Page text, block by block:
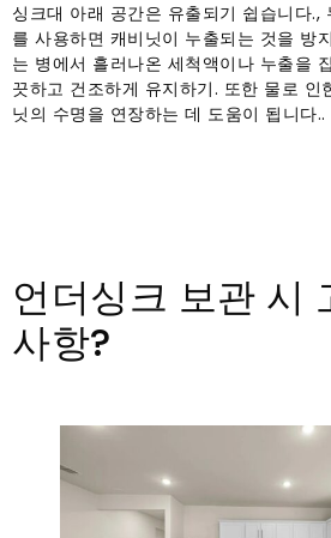
싱크대 아래 공간은 유출되기 쉽습니다.,
를 사용하면 캐비닛이 누출되는 것을 방
는 병에서 흘러나온 세척액이나 누출을
끗하고 건조하게 유지하기. 또한 물로 인
닛의 수명을 연장하는 데 도움이 됩니다..
언더싱크 보관 시
사항?